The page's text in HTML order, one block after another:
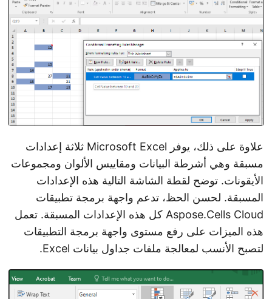
علاوة على ذلك، يوفر Microsoft Excel ثلاثة إعدادات
مسبقة وهي أشرطة البيانات ومقاييس الألوان ومجموعات
الأيقونات. توضح لقطة الشاشة التالية هذه الإعدادات
المسبقة. لحسن الحظ، تدعم واجهة برمجة تطبيقات
Aspose.Cells Cloud كل هذه الإعدادات المسبقة. تعمل
هذه الميزات على رفع مستوى واجهة برمجة التطبيقات
لتصبح الأنسب لمعالجة ملفات جداول بيانات Excel.